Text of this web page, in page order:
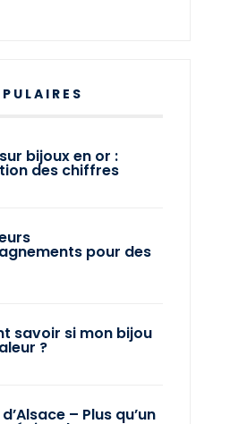
bijoux en or :
des chiffres
pour des
savoir si mon bijou
?
– Plus qu’un